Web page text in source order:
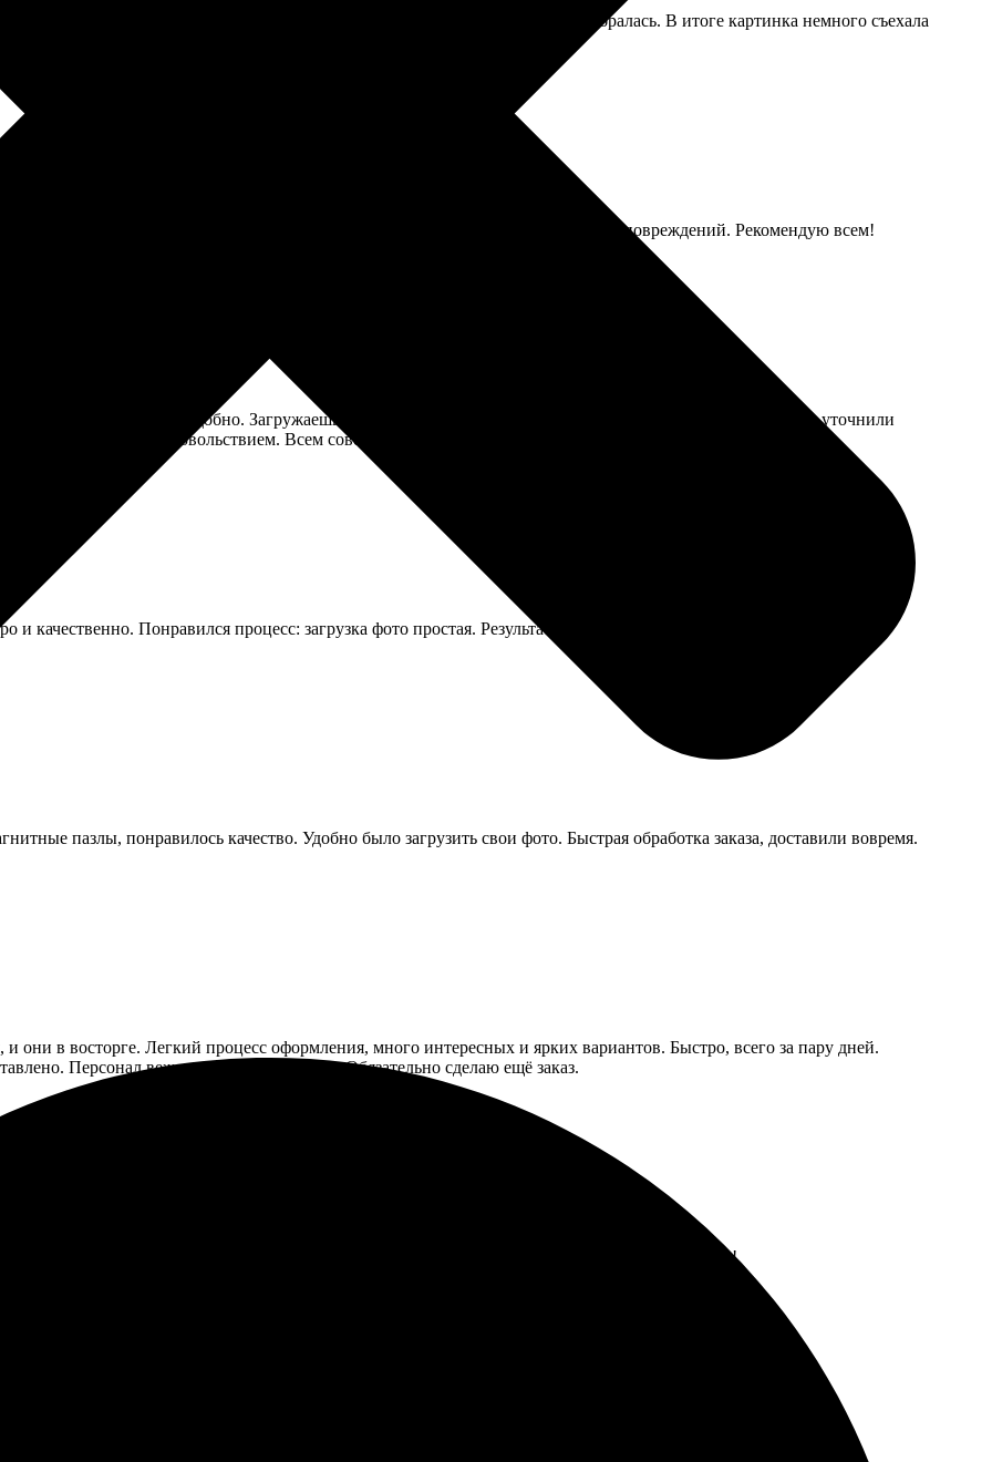
на сайте своими силами собирала, это оказалось не так просто, еле разобралась. В итоге картинка немного съехала
на высшем уровне. Удобный интерфейс, быстрая доставка, все пришло без повреждений. Рекомендую всем!
на сайте, всё просто и удобно. Загружаешь фото, выбираешь размер, оформляешь. Оперативно связались, уточнили
собирали с удовольствием. Всем советую, приятно работать с профессионалами.
качественно. Понравился процесс: загрузка фото простая. Результат превосходит ожидания! Теперь радуюсь
пазлы, понравилось качество. Удобно было загрузить свои фото. Быстрая обработка заказа, доставили вовремя.
они в восторге. Легкий процесс оформления, много интересных и ярких вариантов. Быстро, всего за пару дней.
Персонал вежливый и отзывчивый. Обязательно сделаю ещё заказ.
и скорость. Всё сделали аккуратно, без задержек. Обязательно вернусь за новыми заказами!
качеством и оперативностью. Понравилось, что легко загрузила фото и выбрала размер.